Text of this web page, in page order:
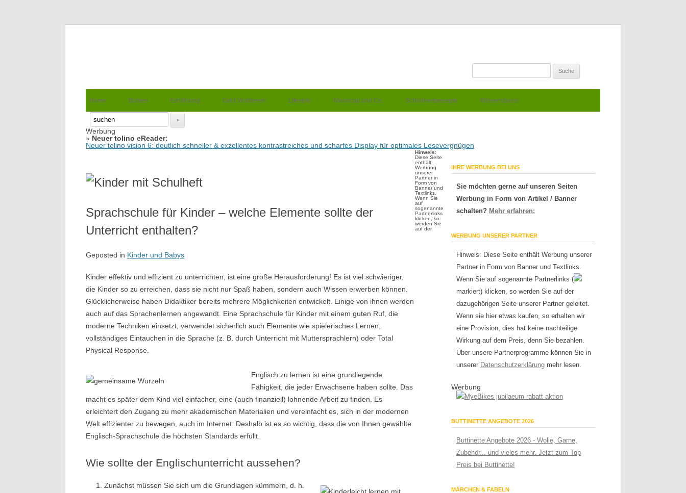
Home Buntes Ernährung Geld Verdienen Lifestyle Mooncup und Co. Schönheitsrezepte Wissensbasis
Suche
nach:
Werbung
» Neuer tolino eReader:
Neuer tolino vision 6: deutlich schneller & exzellentes kontrastreiches und scharfes Display für optimales Lesevergnügen
Sprachschule für Kinder – welche Elemente sollte der
Unterricht enthalten?
Geposted in Kinder und Babys
Kinder effektiv und effizient zu unterrichten, ist eine große Herausforderung! Es ist viel schwieriger,
die Kinder so zu erreichen, dass sie nicht nur Spaß haben, sondern auch Wissen erwerben können.
Glücklicherweise haben Didaktiker bereits mehrere Möglichkeiten entwickelt. Einige von ihnen werden
auch auf das Sprachenlernen angewandt. Eine Sprachschule für Kinder mit einem guten Ruf, die
moderne Techniken einsetzt, verwendet sicherlich auch Elemente wie spielerisches Lernen,
vollständiges Eintauchen in die Sprache (z. B. durch Unterricht mit Muttersprachlern) oder Total
Physical Response.
Englisch zu lernen ist eine grundlegende
Fähigkeit, die jeder Erwachsene haben sollte. Das
macht es später dem Kind viel einfacher, eine (auch finanziell) lohnende Arbeit zu finden. Es
erleichtert den Zugang zu mehr akademischen Materialien und vereinfacht es, sich in der modernen
Welt effizienter zu bewegen, auch im Internet. Deshalb ist es so wichtig, dass die von Ihnen gewählte
Englisch-Sprachschule die höchsten Standards erfüllt.
Wie sollte der Englischunterricht aussehen?
Zunächst müssen Sie sich um die Grundlagen kümmern, d. h.
IHRE WERBUNG BEI UNS
Sie möchten gerne auf unseren Seiten
Werbung in Form von Artikel / Banner
schalten? Mehr erfahren:
WERBUNG UNSERER PARTNER
Hinweis: Diese Seite enthält Werbung unserer
Partner in Form von Banner und Textlinks.
Wenn Sie auf sogenannte Partnerlinks (
markiert) klicken, so werden Sie auf der
dazugehörigen Seite unserer Partner geleitet.
Wenn sie hier etwas kaufen, so erhalten wir
eine Provision, dies hat keine nachteilige
Wirkung auf dem Preis, denn Sie bezahlen.
Über unsere Partnerprogramme können Sie in
unserer Datenschutzerklärungmehr lesen.
Werbung
BUTTINETTE ANGEBOTE 2026
Buttinette Angebote 2026 - Wolle, Garne,
Zubehör... und vieles mehr. Jetzt zum Top
Preis bei Buttinette!
MÄRCHEN & FABELN
Hinweis:
Diese Seite
enthält
Werbung
unserer
Partner in
Form von
Banner und
Textlinks.
Wenn Sie
auf
sogenannte
Partnerlinks
klicken, so
werden Sie
auf der